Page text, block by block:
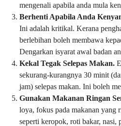
mengenali apabila anda mula
Berhenti Apabila Anda
Ini adalah kritikal. Kerana
berlebihan boleh membawa
Dengarkan isyarat awal badan
Kekal Tegak Selepas Makan.
sekurang-kurangnya 30 minit
jam) selepas makan. Ini boleh
Gunakan Makanan Ringan
loya, fokus pada makanan yang
seperti keropok, roti bakar, nasi,